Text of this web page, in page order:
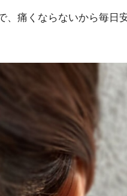
、 痛くならないから毎日